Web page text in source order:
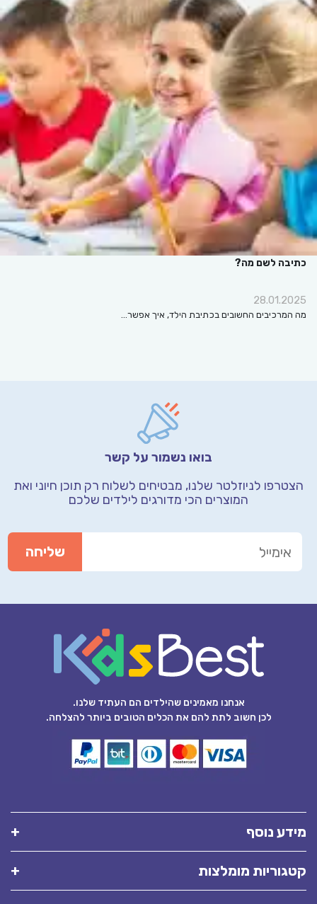
כתיבה לשם מה?
28.01.2025
מה המרכיבים החשובים בכתיבת הילד, איך אפשר…
בואו נשמור על קשר
הצטרפו לניוזלטר שלנו, מבטיחים לשלוח רק תוכן חיוני ואת
המוצרים הכי מדורגים לילדים שלכם
אנחנו מאמינים שהילדים הם העתיד שלנו.
לכן חשוב לתת להם את הכלים הטובים ביותר להצלחה.
מידע נוסף
קטגוריות מומלצות